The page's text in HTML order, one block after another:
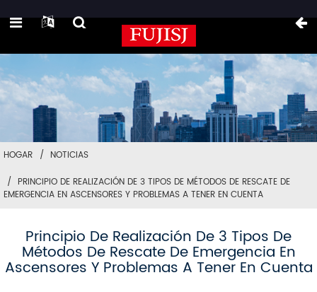
HOGAR
NOTICIAS
PRINCIPIO DE REALIZACIÓN DE 3 TIPOS DE MÉTODOS DE RESCATE DE
EMERGENCIA EN ASCENSORES Y PROBLEMAS A TENER EN CUENTA
Principio De Realización De 3 Tipos De
Métodos De Rescate De Emergencia En
Ascensores Y Problemas A Tener En Cuenta